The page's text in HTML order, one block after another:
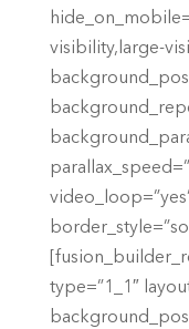
visibility,large-
type=”1_1″